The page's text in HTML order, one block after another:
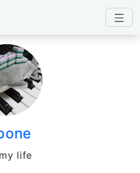
IT Developer's
life